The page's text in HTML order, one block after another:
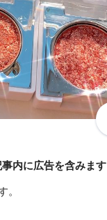
事内に広告を含みます
。